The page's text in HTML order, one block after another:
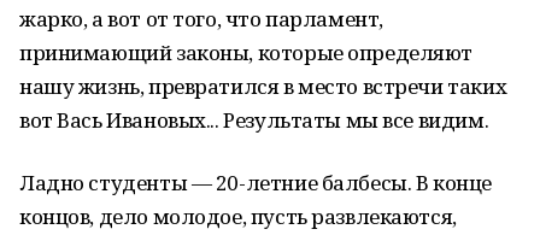
жарко, а вот от того, что парламент,
принимающий законы, которые определяют
нашу жизнь, превратился в место встречи таких
вот Вась Ивановых... Результаты мы все видим.
Ладно студенты — 20-летние балбесы. В конце
концов, дело молодое, пусть развлекаются,